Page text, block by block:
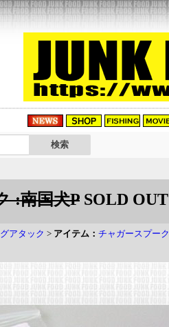
:南国犬P SOLD OUT
アタック > アイテム： チャガースプーク